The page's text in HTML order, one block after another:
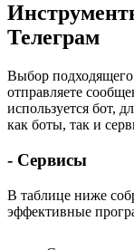
Телеграм
Выбор
отправляете
используется бот,
как боты, так и
- Сервисы
В таблице ниже
эффективные